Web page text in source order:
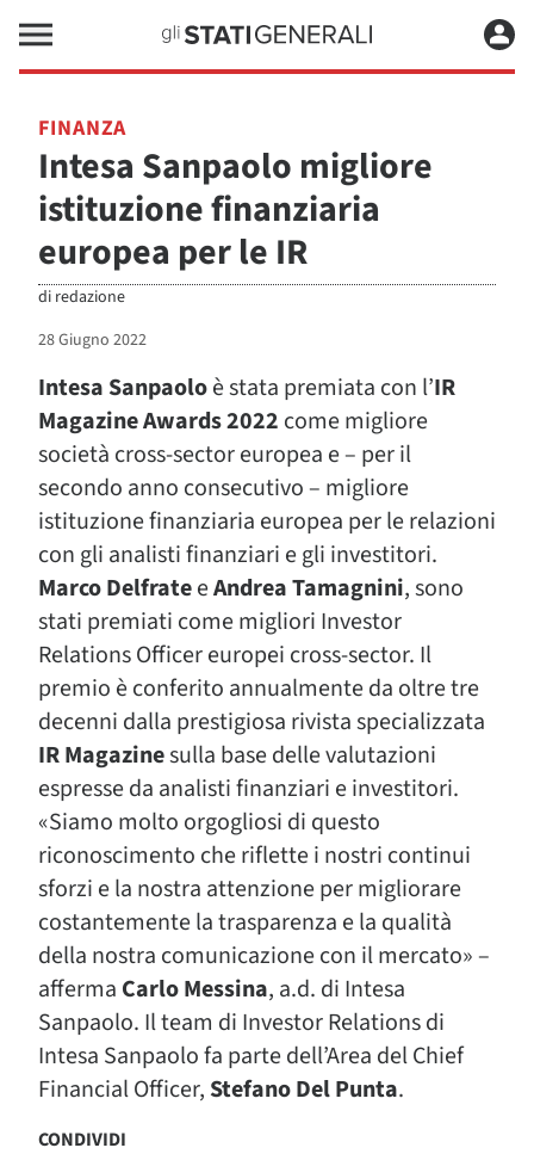
FINANZA
Intesa Sanpaolo migliore
istituzione finanziaria
europea per le IR
di redazione
28 Giugno 2022
Intesa Sanpaoloè stata premiata con l’IR
Magazine Awards 2022 come migliore
società cross-sector europea e – per il
secondo anno consecutivo – migliore
istituzione finanziaria europea per le relazioni
con gli analisti finanziari e gli investitori.
Marco DelfrateeAndrea Tamagnini, sono
stati premiati come migliori Investor
Relations Officer europei cross-sector. Il
premio è conferito annualmente da oltre tre
decenni dalla prestigiosa rivista specializzata
IR Magazinesulla base delle valutazioni
espresse da analisti finanziari e investitori.
«Siamo molto orgogliosi di questo
riconoscimento che riflette i nostri continui
sforzi e la nostra attenzione per migliorare
costantemente la trasparenza e la qualità
della nostra comunicazione con il mercato» –
afferma Carlo Messina, a.d. di Intesa
Sanpaolo. Il team di Investor Relations di
Intesa Sanpaolo fa parte dell’Area del Chief
Financial Officer, Stefano Del Punta.
CONDIVIDI